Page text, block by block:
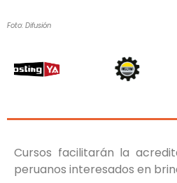
Foto: Difusión
Cursos facilitarán la
peruanos interesados en